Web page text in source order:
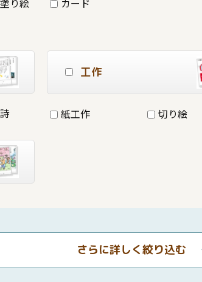
工作
紙工作 切り絵
さらに詳しく絞り込む